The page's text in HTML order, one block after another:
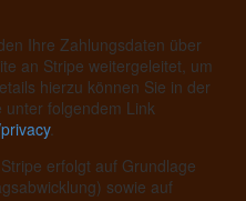
Ihre Zahlungsdaten über
an Stripe weitergeleitet, um
hierzu können Sie in der
unter folgendem Link
.
erfolgt auf Grundlage
sowie auf